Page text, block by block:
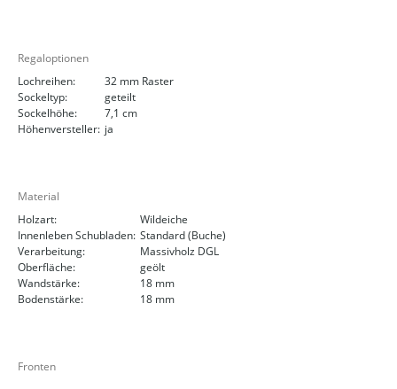
Regaloptionen
Lochreihen:
32 mm Raster
Sockeltyp:
geteilt
Sockelhöhe:
7,1 cm
Höhenversteller: ja
Material
Holzart:
Wildeiche
Innenleben Schubladen: Standard (Buche)
Verarbeitung:
Massivholz DGL
Oberfläche:
geölt
Wandstärke:
18 mm
Bodenstärke:
18 mm
Fronten